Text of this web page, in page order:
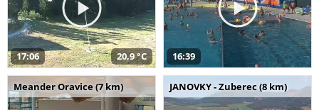
17:06 20,9 °C 16:39
Meander Oravice (7 km) JANOVKY - Zuberec (8 km)